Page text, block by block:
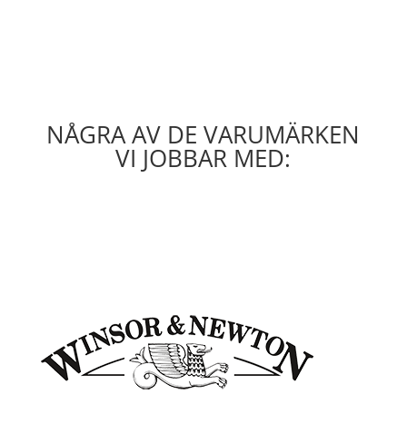
NÅGRA AV DE VARUMÄRKEN
VI JOBBAR MED: